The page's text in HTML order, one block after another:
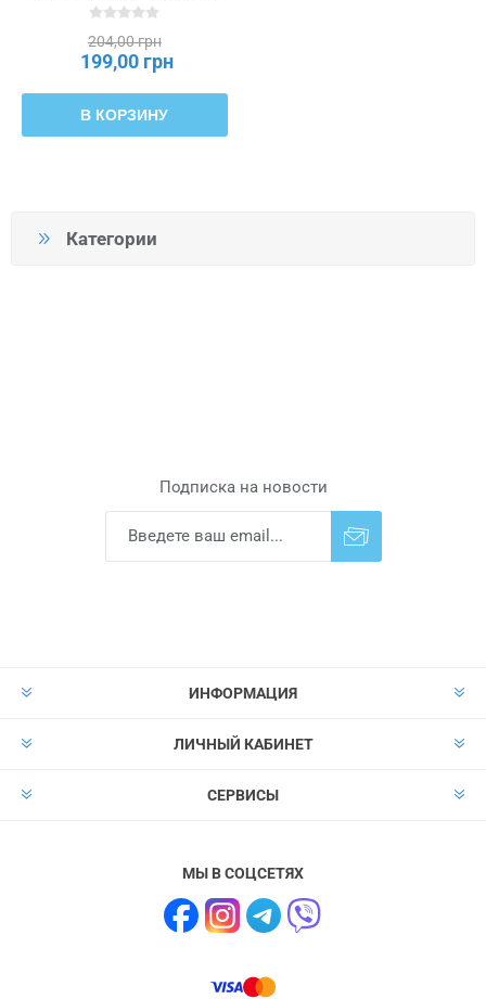
Категории
204,00 грн
199,00 грн
В КОРЗИНУ
Подписка на новости
ИНФОРМАЦИЯ
ЛИЧНЫЙ КАБИНЕТ
СЕРВИСЫ
МЫ В СОЦСЕТЯХ